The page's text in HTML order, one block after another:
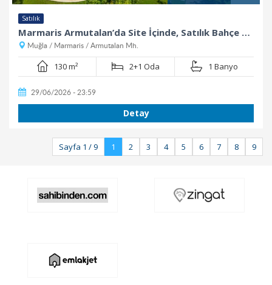
Satılık
Marmaris Armutalan’da Site İçinde, Satılık Bahçe Dubleks Daire
Muğla / Marmaris / Armutalan Mh.
130 m² 2+1 Oda 1 Banyo
29/06/2026 - 23:59
Detay
Sayfa 1 / 9 1 2 3 4 5 6 7 8 9